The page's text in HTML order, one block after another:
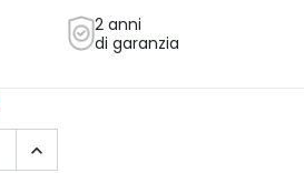
2 anni
di garanzia
